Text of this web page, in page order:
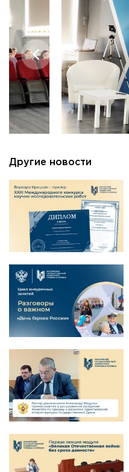
Другие новости